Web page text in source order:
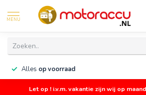
MENU
Alles op voorraad
Let op ! i.v.m. vakantie zijn wij op